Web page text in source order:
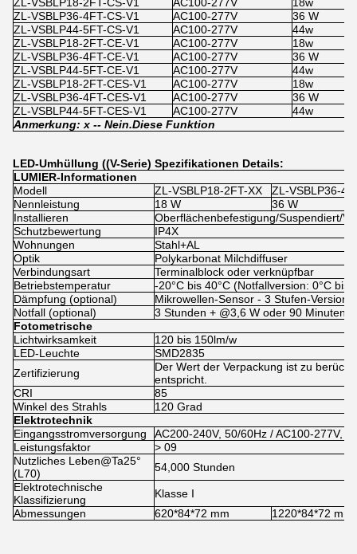
ZL-VSBLP36-4FT-CS-V1
AC100-277V 36 W
ZL-VSBLP44-5FT-CS-V1
AC100-277V 44w
ZL-VSBLP18-2FT-CE-V1
AC100-277V 18w
ZL-VSBLP36-4FT-CE-V1
AC100-277V 36 W
ZL-VSBLP44-5FT-CE-V1
AC100-277V 44w
ZL-VSBLP18-2FT-CES-V1
AC100-277V 18w
ZL-VSBLP36-4FT-CES-V1
AC100-277V 36 W
ZL-VSBLP44-5FT-CES-V1
AC100-277V 44w
Anmerkung: x -- Nein.Diese Funktion
LED-Umhüllung ((V-Serie) Spezifikationen Details:
LUMIER-Informationen
Modell
ZL-VSBLP18-2FT-XX
ZL-VSBLP36-
Nennleistung
18 W
36 W
Installieren
Oberflächenbefestigung/Suspendiert/
Schutzbewertung
IP4X
Wohnungen
Stahl+AL
Optik
Polykarbonat Milchdiffuser
Verbindungsart
Terminalblock oder verknüpfbar
Betriebstemperatur
-20°C bis 40°C (Notfallversion: 0°C bis
Dämpfung (optional)
Mikrowellen-Sensor - 3 Stufen-Version
Notfall (optional)
3 Stunden + @3,6 W oder 90 Minuten
Fotometrische
Lichtwirksamkeit
120 bis 150lm/w
LED-Leuchte
SMD2835
Zertifizierung
Der Wert der Verpackung ist zu
entspricht.
CRI
85
Winkel des Strahls
120 Grad
Elektrotechnik
Eingangsstromversorgung
AC200-240V, 50/60Hz / AC100-277V,
Leistungsfaktor
> 09
Nutzliches Leben@Ta25°
(L70)
54,000 Stunden
Elektrotechnische
Klassifizierung
Klasse I
Abmessungen
620*84*72 mm 1220*84*72 mm